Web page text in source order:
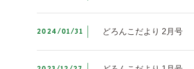
2024/01/31 どろんこだより 2月号